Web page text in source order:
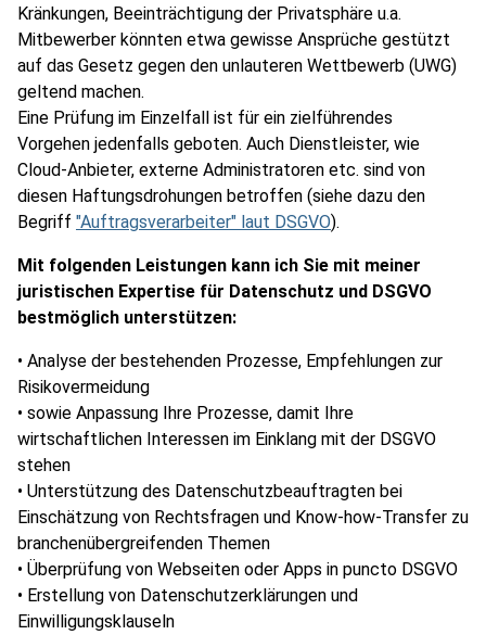
Kränkungen, Beeinträchtigung der Privatsphäre u.a.
Mitbewerber könnten etwa gewisse Ansprüche gestützt
auf das Gesetz gegen den unlauteren Wettbewerb (UWG)
geltend machen.
Eine Prüfung im Einzelfall ist für ein zielführendes
Vorgehen jedenfalls geboten. Auch Dienstleister, wie
Cloud-Anbieter, externe Administratoren etc. sind von
diesen Haftungsdrohungen betroffen (siehe dazu den
Begriff "Auftragsverarbeiter" laut DSGVO).
Mit folgenden Leistungen kann ich Sie mit meiner
juristischen Expertise für Datenschutz und DSGVO
bestmöglich unterstützen:
• Analyse der bestehenden Prozesse, Empfehlungen zur
Risikovermeidung
• sowie Anpassung Ihre Prozesse, damit Ihre
wirtschaftlichen Interessen im Einklang mit der DSGVO
stehen
• Unterstützung des Datenschutzbeauftragten bei
Einschätzung von Rechtsfragen und Know-how-Transfer zu
branchenübergreifenden Themen
• Überprüfung von Webseiten oder Apps in puncto DSGVO
• Erstellung von Datenschutzerklärungen und
Einwilligungsklauseln